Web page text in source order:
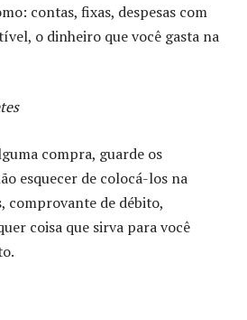
contas, fixas, despesas com
o dinheiro que você gasta na
compra, guarde os
esquecer de colocá-los na
comprovante de débito,
coisa que sirva para você